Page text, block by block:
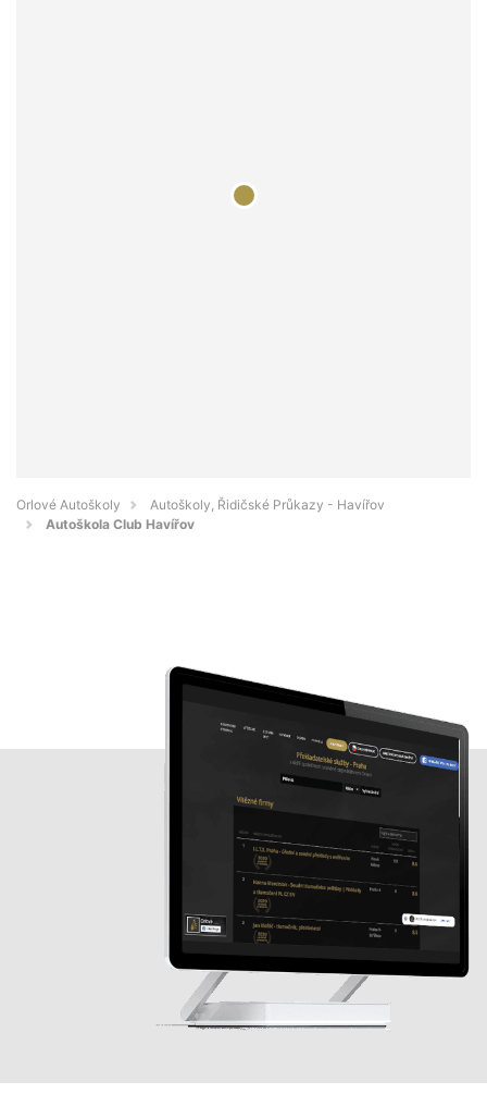
Orlové Autoškoly
Autoškoly, Řidičské Průkazy - Havířov
Autoškola Club Havířov